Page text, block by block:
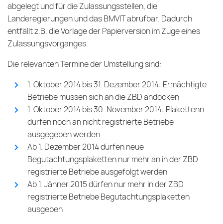
abgelegt und für die Zulassungsstellen, die
Landeregierungen und das BMVIT abrufbar. Dadurch
entfällt z.B. die Vorlage der Papierversion im Zuge eines
Zulassungsvorganges.
Die relevanten Termine der Umstellung sind:
1. Oktober 2014 bis 31. Dezember 2014: Ermächtigte
Betriebe müssen sich an die ZBD andocken
1. Oktober 2014 bis 30. November 2014: Plakettenn
dürfen noch an nicht registrierte Betriebe
ausgegeben werden
Ab 1. Dezember 2014 dürfen neue
Begutachtungsplaketten nur mehr an in der ZBD
registrierte Betriebe ausgefolgt werden
Ab 1. Jänner 2015 dürfen nur mehr in der ZBD
registrierte Betriebe Begutachtungsplaketten
ausgeben